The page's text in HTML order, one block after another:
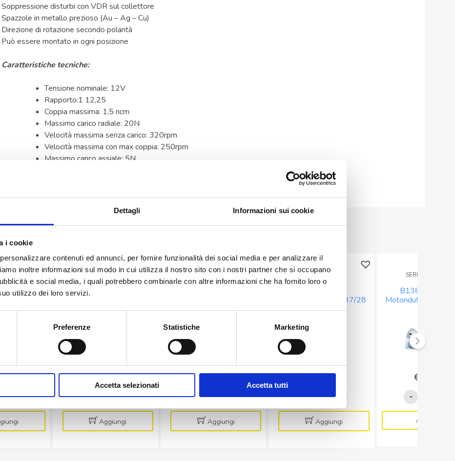
Dettagli Informazioni sui cookie
i cookie
contenuti ed annunci, per fornire funzionalità dei social media e per analizzare il
inoltre informazioni sul modo in cui utilizza il nostro sito con i nostri partner che si occupano
e social media, i quali potrebbero combinarle con altre informazioni che ha fornito loro o
utilizzo dei loro servizi.
Preferenze Statistiche Marketing
Accetta selezionati Accetta tutti
Soppressione disturbi con VDR sul collettore
Spazzole in metallo prezioso (Au – Ag – Cu)
Direzione di rotazione secondo polarità
Può essere montato in ogni posizione
Caratteristiche tecniche:
Tensione nominale: 12V
Rapporto:1 12,25
Coppia massima: 1,5 ncm
Massimo carico radiale: 20N
Velocità massima senza carico: 320rpm
Velocità massima con max coppia: 250rpm
Massimo carico assiale: 5N
12
12.72
12.72
+
SERIE B138F
B138F.12.208
rpm
€27,30
-
B138F.12.208
Motoriduttore
12V
13/9
+
Aggiungi
SERIE B138F
rpm
€19,90
-
B138F.12.21
Motoriduttore
12V
125/85
+
Aggiungi
SERIE B138F
Motoriduttore 12V 37/28
rpm
€23,00
-
B138F.12.72
Motoriduttore
12V
37/28
Aggiungi
SERIE B138F.4/12
B138F.4/
Motoriduttore 12V
€
-
Aggiungi